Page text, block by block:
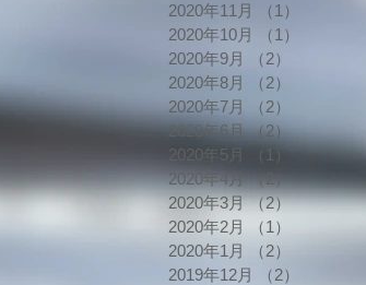
2020年11月
（1）
2020年10月
（1）
2020年9月
（2）
2020年8月
（2）
2020年7月
（2）
2020年6月 （2）2件の記事
2020年5月
（1）
1件の記事
2020年4月 （2）2件の記事
2020年3月 （2）2件の記事
2020年2月
（1）
2020年1月
（2）
2019年12月
（2）